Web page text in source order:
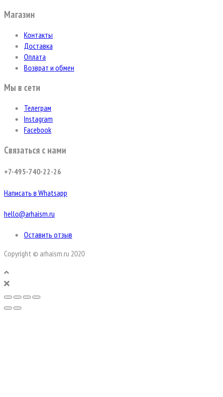
Магазин
Контакты
Доставка
Оплата
Возврат и обмен
Мы в сети
Телеграм
Instagram
Facebook
Связаться с нами
+7-495-740-22-26
Написать в Whatsapp
hello@arhaism.ru
Оставить отзыв
Copyright © arhaism.ru 2020